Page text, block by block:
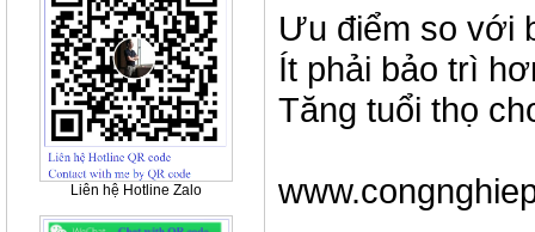
Liên hệ Hotline Zalo
Ưu điểm so với
Ít phải bảo trì
Tăng tuổi thọ